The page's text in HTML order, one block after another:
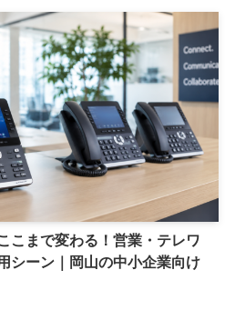
こまで変わる！営業・テレワ
シーン｜岡山の中小企業向け